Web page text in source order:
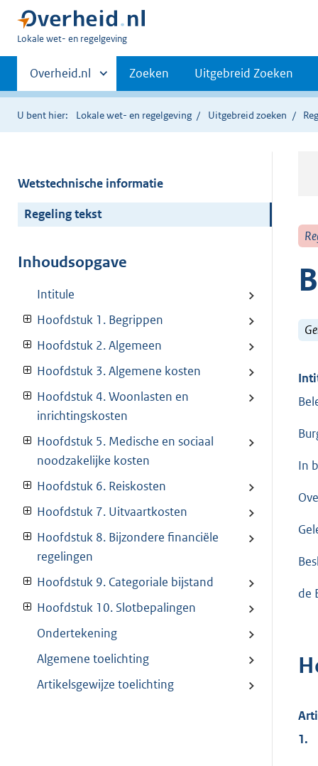
U
hier:
Lokale wet- en regelgeving
Primaire
navigatie
Andere
sites
binnen
Overheid.nl Zoeken Uitgebreid Zoeken
U bent hier: Lokale wet- en regelgeving Uitgebreid zoeken
Wetstechnische informatie
Regeling tekst
Inhoudsopgave
Intitule
Hoofdstuk 1. Begrippen
Hoofdstuk 2. Algemeen
Hoofdstuk 3. Algemene kosten
Hoofdstuk 4. Woonlasten en
inrichtingskosten
Hoofdstuk 5. Medische en sociaal
noodzakelijke kosten
Hoofdstuk 6. Reiskosten
Hoofdstuk 7. Uitvaartkosten
Hoofdstuk 8. Bijzondere financiële
regelingen
Hoofdstuk 9. Categoriale bijstand
Hoofdstuk 10. Slotbepalingen
Ondertekening
Algemene toelichting
Artikelsgewijze toelichting
In
de
1.